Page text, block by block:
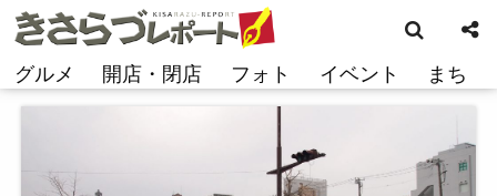
コ
ン
ン
グルメ 開店・閉店 フォト イベント まち
索